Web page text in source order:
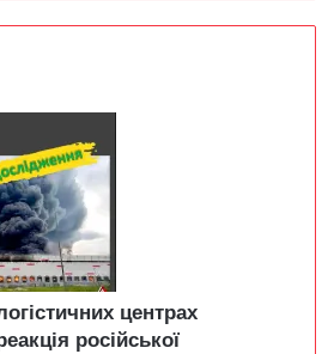
центрах
російської